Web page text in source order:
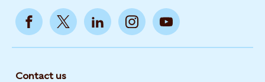
Contact us